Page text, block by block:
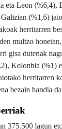
eta Leon (%6,4),
(%1,6)
herritarren
multzo
gisa dutenak
Kolonbia (%1)
herritarren
bezain handia
375.500 lagun